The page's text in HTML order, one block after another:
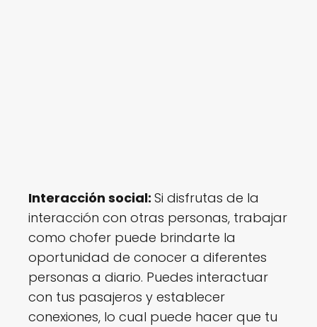
Interacción social: Si disfrutas de la
interacción con otras personas, trabajar
como chofer puede brindarte la
oportunidad de conocer a diferentes
personas a diario. Puedes interactuar
con tus pasajeros y establecer
conexiones, lo cual puede hacer que tu